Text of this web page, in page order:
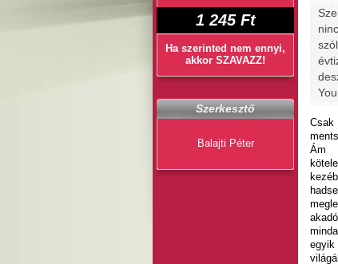
Csak
Ám
1 245 Ft
Ha szerinted nem ennyi,
akkor SZAVAZZ!
Szerkesztő
Balajti Péter